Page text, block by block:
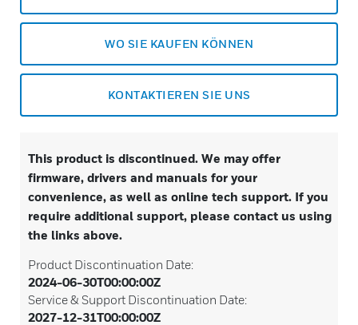
WO SIE KAUFEN KÖNNEN
KONTAKTIEREN SIE UNS
This product is discontinued. We may offer
firmware, drivers and manuals for your
convenience, as well as online tech support. If you
require additional support, please contact us using
the links above.
Product Discontinuation Date:
2024-06-30T00:00:00Z
Service & Support Discontinuation Date:
2027-12-31T00:00:00Z